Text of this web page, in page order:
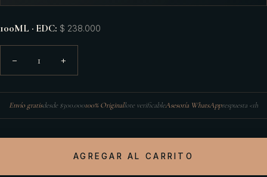
100ML · EDC: $ 238.000
− 1 +
Envío gratisdesde $300.000100% Originallote verificableAsesoría WhatsApprespuesta <1h
AGREGAR AL CARRITO